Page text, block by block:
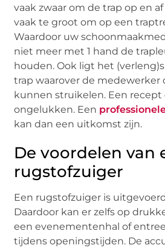
vaak zwaar om de trap op en
vaak te groot om op een
Waardoor uw
niet meer met 1 hand de
houden. Ook ligt het
trap waarover de medewerker
kunnen struikelen. Een recept
ongelukken. Een
kan dan een uitkomst zijn.
De voordelen van
rugstofzuiger
Een rugstofzuiger is
Daardoor kan er zelfs op
een evenementenhal of
tijdens openingstijden. De